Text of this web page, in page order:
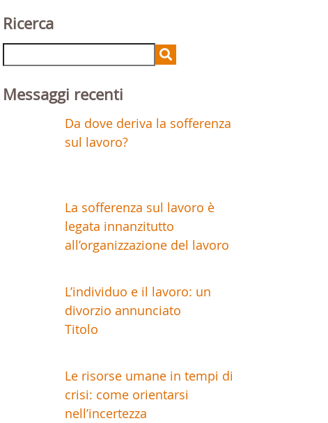
Ricerca
for:
Messaggi recenti
Da dove deriva la sofferenza
sul lavoro?
La sofferenza sul lavoro è
legata innanzitutto
all’organizzazione del lavoro
L’individuo e il lavoro: un
divorzio annunciato
Titolo
Le risorse umane in tempi di
crisi: come orientarsi
nell’incertezza